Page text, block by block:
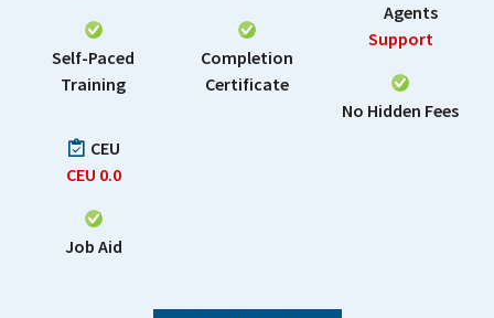
Self-Paced
Training
Completion
Certificate
Agents
Support
No Hidden Fees
CEU
CEU 0.0
Job Aid